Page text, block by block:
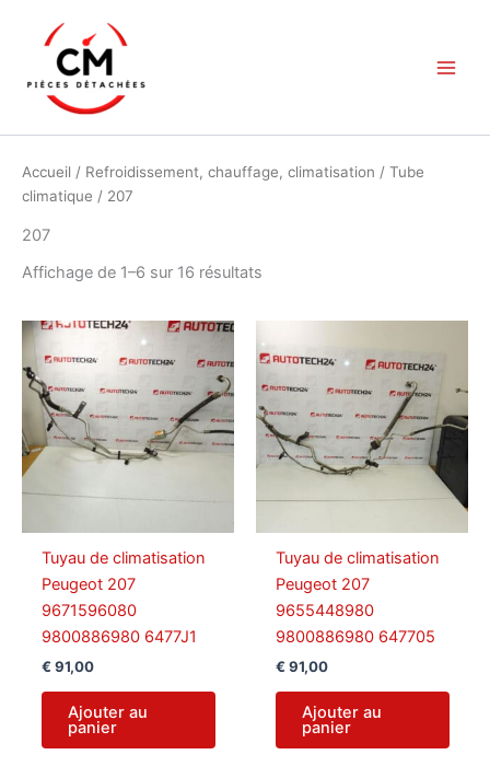
contenu
Accueil / Refroidissement, chauffage, climatisation / Tube
climatique / 207
207
Affichage de 1–6 sur 16 résultats
récent
plus
ancien
Tuyau de climatisation
Peugeot 207
9671596080
9800886980 6477J1
€ 91,00
Ajouter au
panier
Tuyau de climatisation
Peugeot 207
9655448980
9800886980 647705
€ 91,00
Ajouter au
panier